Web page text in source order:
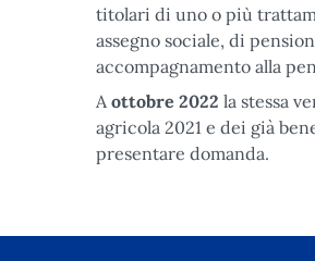
titolari di uno o più
assegno sociale, di
accompagnamento alla
Aottobre 2022 la stessa
agricola 2021 e dei già
presentare domanda.